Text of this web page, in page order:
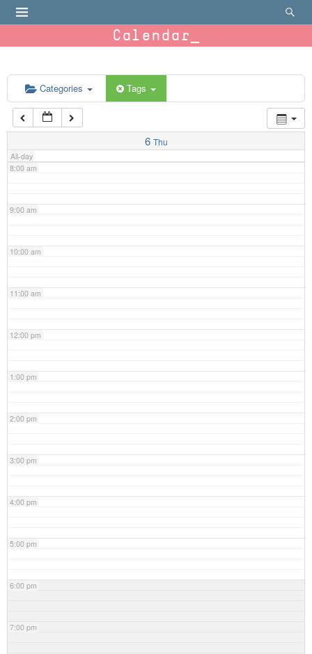
Calendar
Categories Tags
6 Thu
All-day
6:00 am
7:00 am
8:00 am
9:00 am
10:00 am
11:00 am
12:00 pm
1:00 pm
2:00 pm
3:00 pm
4:00 pm
5:00 pm
6:00 pm
7:00 pm